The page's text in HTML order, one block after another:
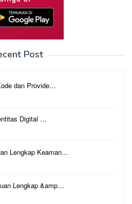
Post
dan Provide…
Digital …
Lengkap Keaman…
Lengkap &amp…